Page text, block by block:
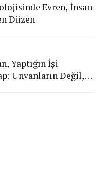
Evren, İnsan
Düzen
Yaptığın İşi
Unvanların Değil,